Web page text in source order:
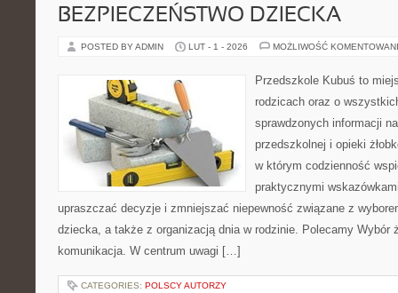
BEZPIECZEŃSTWO DZIECKA
POSTED BY ADMIN LUT - 1 - 2026 MOŻLIWOŚĆ
Przedszkole Kubuś to
rodzicach oraz o
sprawdzonych informacji
przedszkolnej i opieki
w którym codzienność
praktycznymi
upraszczać decyzje i zmniejszać niepewność związane z
dziecka, a także z organizacją dnia w rodzinie. Polecamy Wybór
komunikacja. W centrum uwagi […]
CATEGORIES: POLSCY AUTORZY